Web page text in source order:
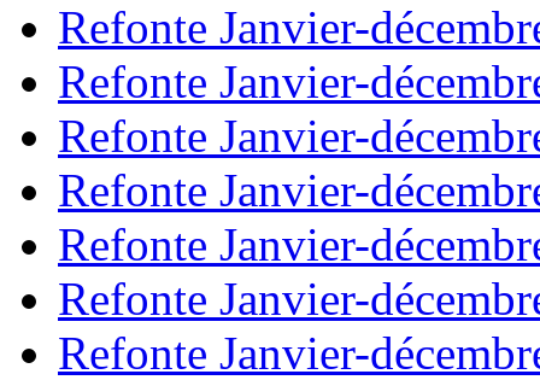
Refonte Janvier-
Refonte Janvier-
Refonte Janvier-
Refonte Janvier-
Refonte Janvier-
Refonte Janvier-
Refonte Janvier-